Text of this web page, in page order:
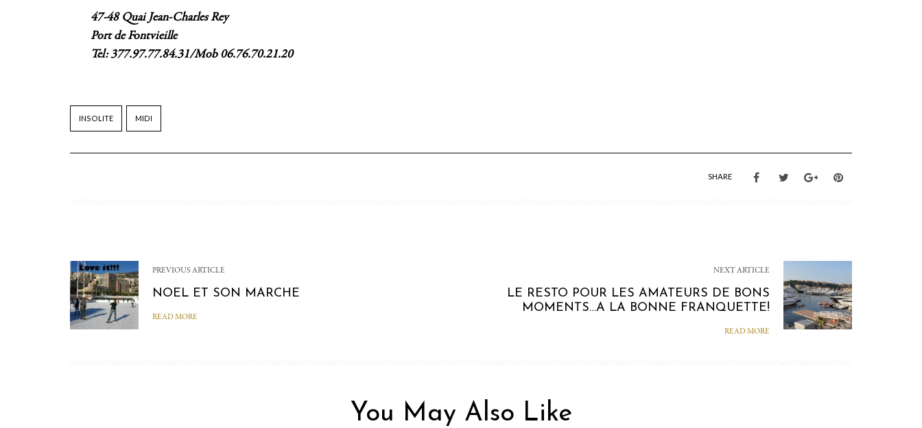
47-48 Quai Jean-Charles Rey
Port de Fontvieille
Tel: 377.97.77.84.31/Mob 06.76.70.21.20
INSOLITE MIDI
SHARE
PREVIOUS ARTICLE
NOEL ET SON MARCHE
READ MORE
NEXT ARTICLE
LE RESTO POUR LES AMATEURS DE BONS
MOMENTS…A LA BONNE FRANQUETTE!
READ MORE
You May Also Like